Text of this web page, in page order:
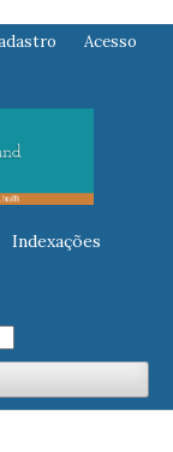
Indexações
Acesso